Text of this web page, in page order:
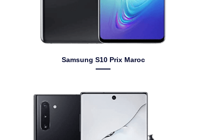
Samsung S10 Prix Maroc